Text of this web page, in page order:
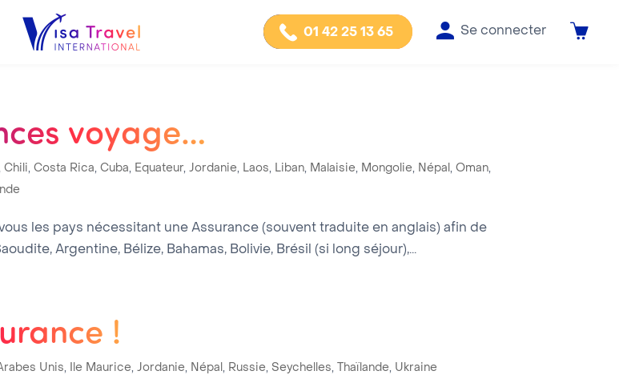
01 42 25 13 65 Se connecter
voyage…
Chili,Costa Rica,Cuba, Equateur,Jordanie, Laos, Liban, Malaisie, Mongolie, Népal,Oman,
les pays nécessitant une Assurance (souvent traduite en anglais) afin de
Argentine, Bélize, Bahamas, Bolivie, Brésil (si long séjour),...
!
Unis, Ile Maurice,Jordanie, Népal, Russie, Seychelles, Thaïlande, Ukraine